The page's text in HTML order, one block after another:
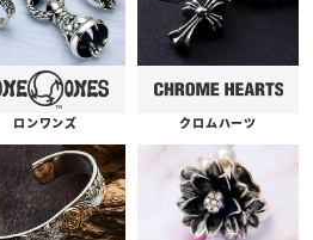
ロンワンズ クロムハーツ